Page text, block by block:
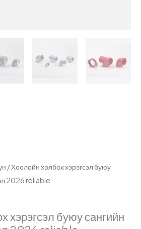
/ Хоолойн холбох хэрэгсэл буюу
2026 reliable
хэрэгсэл буюу сангийн